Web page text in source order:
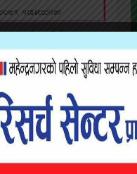
ठेक्का २५
गरेका थिए । उनी
नभएको स्थानीयको
दाबी गरेका छन् ।
हेमराज भट्टले बताए